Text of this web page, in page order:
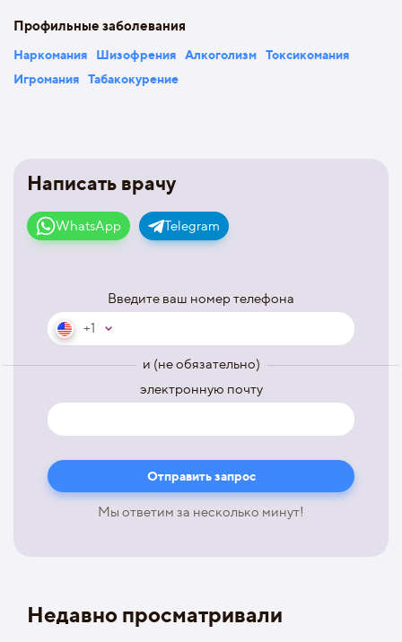
Написать врачу
WhatsApp Telegram
Введите ваш номер телефона
+1
и (не обязательно)
электронную почту
Мы ответим за несколько минут!
Профильные заболевания
Наркомания Шизофрения Алкоголизм Токсикомания
Игромания Табакокурение
Недавно просматривали